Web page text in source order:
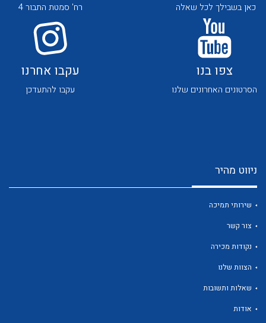
לכל מוצרי היצרן
כאן בשבילך לכל שאלה רח' סמטת התבור 4
צפו בנו
הסרטונים האחרונים שלנו
עקבו אחרנו
עקבו להתעדכן
ניווט מהיר
שירותי תמיכה
צור קשר
נקודות מכירה
הצוות שלנו
שאלות ותשובות
אודות